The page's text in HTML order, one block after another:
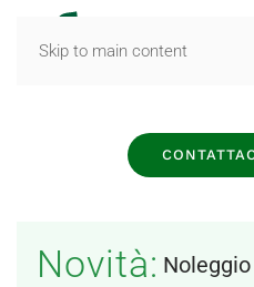
Skip to main content
Novità: